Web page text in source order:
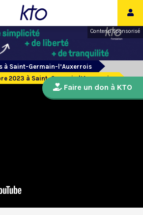
Contenu sponsorisé
à Saint-Germain-l’Auxerrois
2023 à Saint-Germain l’Auxerrois
Faire un don à KTO